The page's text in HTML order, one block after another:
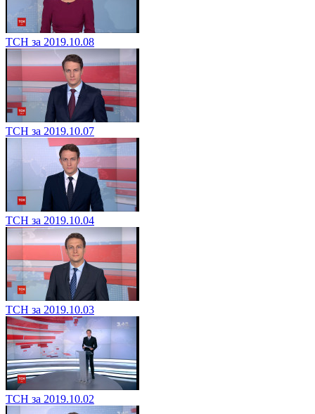
ТСН за 2019.10.08
ТСН за 2019.10.07
ТСН за 2019.10.04
ТСН за 2019.10.03
ТСН за 2019.10.02